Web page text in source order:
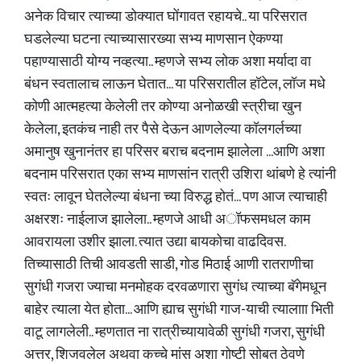
अनेक विचार त्याच्या डोक्यात घोंगावत रहायचे.. या परिसरात
घडलेल्या घटना त्याच्यासारख्या सभ्य माणसान ऐकण्या
पहाण्यासाठी योग्य नव्हत्या.. म्हणजे सभ्य लोक अशा मर्यादा वा
बंधन स्वतालाच लाऊन घेतात... या परिसरातील हॉटेल, लॉज मधे
कोणी आत्महत्या केलेली तर कोण्या अनोळखी स्त्रीचा खुन
केलेला, इतकंच नाही तर पैसे देऊन आणलेल्या कॉलगर्लच्या
अमानुष खुनानंतर हा परिसर बराच बदनाम झालेला ...आणि अशा
बदनाम परिसरात एका सभ्य माणसांन रात्री उशिरा थांबणे हे त्यांनी
स्वतः लावून घेतलेल्या बंधना च्या विरुद्ध होतं... पण आज त्याचाही
अक्षरशः नाईलाज झालेला.. म्हणजे आधी अॉफसमधल काम
आवरायला उशीर झाला. त्यात उद्या बायकोचा वाढदिवस.
तिच्यासाठी तिची आवडती साडी, गोड मिठाई आणी रातराणीचा
सुगंधी गजरा ज्याचा मनमोहक दरवळणारा सुगंध त्याच्या बॅगेमधून
बाहेर त्याला येत होता... आणि ह्याच सुगंधी गाज-याची त्यालााा भिती
वाटू लागलेली.. म्हणतात ना रात्रीच्यायावेळी सुगंधी गजरा, सुगंधी
अत्तर, शिजवलेल अथवा कच्चे मांस अशा गोष्टी सोबत ठेवणे